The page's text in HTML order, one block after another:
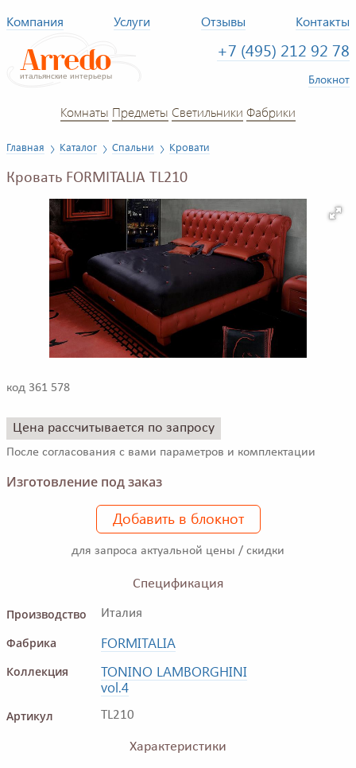
Компания Услуги Отзывы Контакты
+7 (495) 212 92 78
Блокнот
Комнаты Предметы Светильники Фабрики
Главная Каталог Спальни Кровати
Кровать FORMITALIA TL210
код 361 578
Цена рассчитывается по запросу
После согласования с вами параметров и комплектации
Изготовление под заказ
Добавить в блокнот
для запроса актуальной цены / скидки
Спецификация
Производство
Италия
Фабрика FORMITALIA
Коллекция
TONINO LAMBORGHINI
vol.4
Артикул TL210
Характеристики